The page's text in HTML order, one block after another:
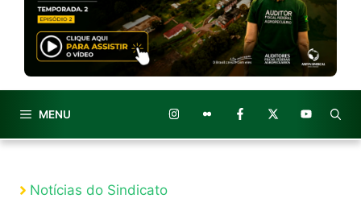
MENU
Notícias do Sindicato